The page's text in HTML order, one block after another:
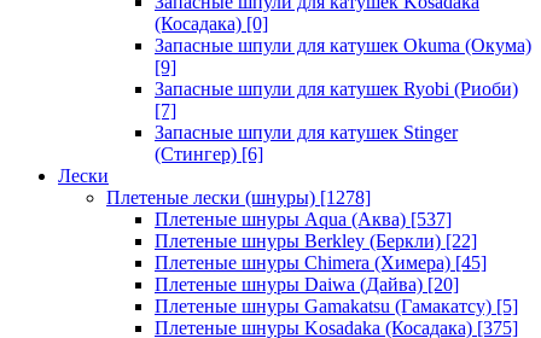
(Косадака) [0]
Запасные шпули для катушек Okuma (Окума)
[9]
Запасные шпули для катушек Ryobi (Риоби)
[7]
Запасные шпули для катушек Stinger
(Стингер) [6]
Лески
Плетеные лески (шнуры) [1278]
Плетеные шнуры Aqua (Аква) [537]
Плетеные шнуры Berkley (Беркли) [22]
Плетеные шнуры Chimera (Химера) [45]
Плетеные шнуры Daiwa (Дайва) [20]
Плетеные шнуры Gamakatsu (Гамакатсу) [5]
Плетеные шнуры Kosadaka (Косадака) [375]